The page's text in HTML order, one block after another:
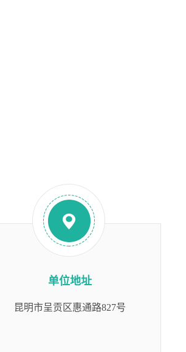
单位地址
昆明市呈贡区惠通路827号